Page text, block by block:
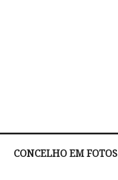
CONCELHO EM FOTOS